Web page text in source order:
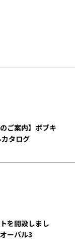
ご案内】ボブキ
タログ
を開設しまし
ーバル3